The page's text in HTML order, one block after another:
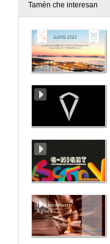
Tamén che interesan